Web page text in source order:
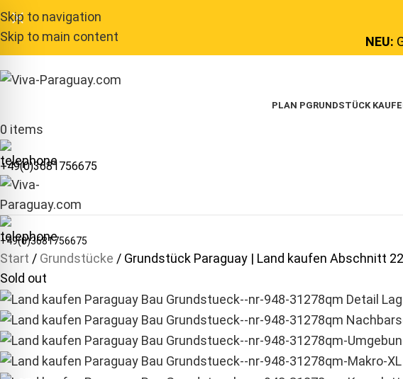
Skip to navigation
Skip to main content
NEU:
PLAN PGRUNDSTÜCK
0 items
+49(0)3681756675
+49(0)3681756675
Start Grundstücke Grundstück Paraguay | Land kaufen Abschnitt 22
Sold out